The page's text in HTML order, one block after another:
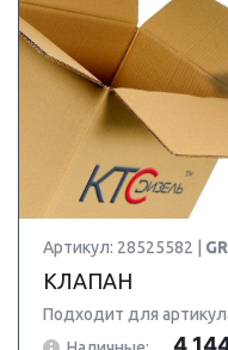
Артикул: 28525582 |
КЛАПАН
Подходит для
4